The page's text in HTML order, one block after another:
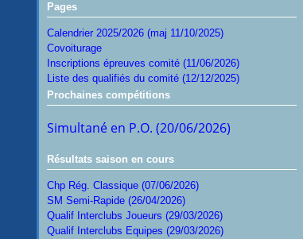
Pages
Calendrier 2025/2026 (maj 11/10/2025)
Covoiturage
Inscriptions épreuves comité (11/06/2026)
Liste des qualifiés du comité (12/12/2025)
Prochaines compétitions
Simultané en P.O. (20/06/2026)
Résultats saison en cours
Chp Rég. Classique (07/06/2026)
SM Semi-Rapide (26/04/2026)
Qualif Interclubs Joueurs (29/03/2026)
Qualif Interclubs Equipes (29/03/2026)